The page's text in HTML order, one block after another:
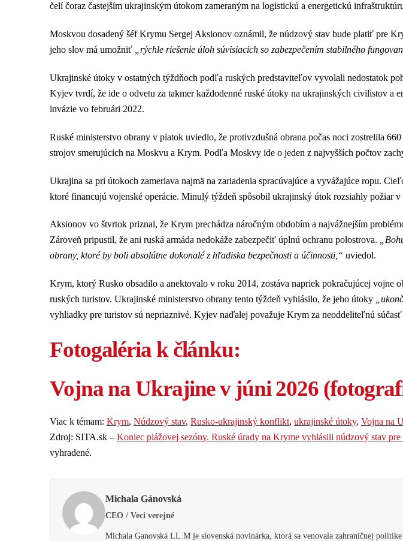
čelí čoraz častejším ukrajinským útokom zameraným na logistickú a energetickú
Moskvou dosadený šéf Krymu Sergej Aksionov oznámil, že núdzový stav bude platiť pre
jeho slov má umožniť
„rýchle riešenie úloh súvisiacich so zabezpečením stabilného
Ukrajinské útoky v ostatných týždňoch podľa ruských predstaviteľov vyvolali nedostatok
Kyjev tvrdí, že ide o odvetu za takmer každodenné ruské útoky na ukrajinských civilistov a
invázie vo februári 2022.
Ruské ministerstvo obrany v piatok uviedlo, že protivzdušná obrana počas noci zostrelila
strojov smerujúcich na Moskvu a Krym. Podľa Moskvy ide o jeden z najvyšších počtov
Ukrajina sa pri útokoch zameriava najmä na zariadenia spracúvajúce a vyvážajúce ropu.
ktoré financujú vojenské operácie. Minulý týždeň spôsobil ukrajinský útok rozsiahly požiar
Aksionov vo štvrtok priznal, že Krym prechádza náročným obdobím a najvážnejším
Zároveň pripustil, že ani ruská armáda nedokáže zabezpečiť úplnú ochranu polostrova.
obrany, ktoré by boli absolútne dokonalé z hľadiska bezpečnosti a účinnosti,“ uviedol.
Krym, ktorý Rusko obsadilo a anektovalo v roku 2014, zostáva napriek pokračujúcej vojne
ruských turistov. Ukrajinské ministerstvo obrany tento týždeň vyhlásilo, že jeho útoky
vyhliadky pre turistov sú nepriaznivé. Kyjev naďalej považuje Krym za neoddeliteľnú
Fotogaléria k článku:
Vojna na Ukrajine v júni 2026
Viac k témam:Krym,Núdzový stav,Rusko-ukrajinský konflikt,ukrajinské útoky,Vojna na
Zdroj: SITA.sk –Koniec plážovej sezóny. Ruské úrady na Kryme vyhlásili núdzový stav
vyhradené.
Michala Gánovská
CEO / Veci verejné
Michala Ganovská LL.M je slovenská novinárka, ktorá sa venovala zahraničnej